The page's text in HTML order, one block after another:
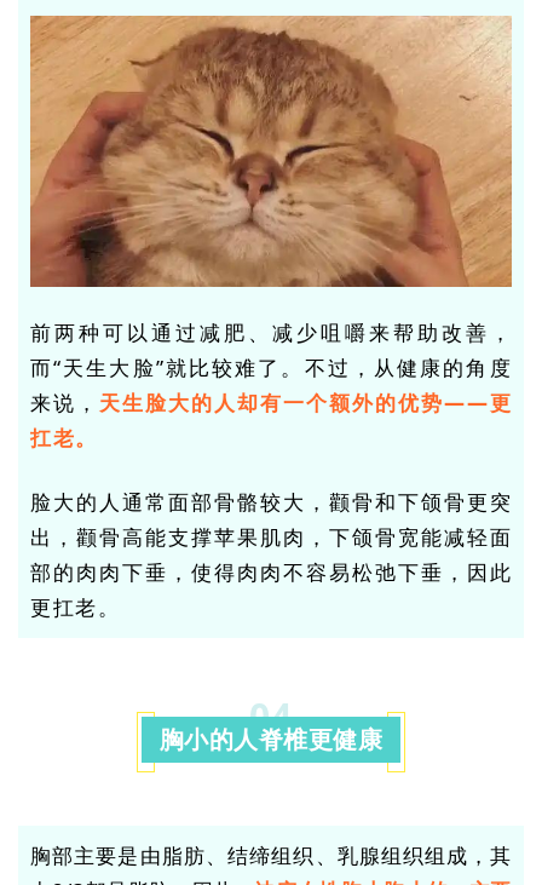
前两种可以通过减肥、减少咀嚼来帮助改善，
而“天生大脸”就比较难了。不过，从健康的角度
来说， 天生脸大的人却有一个额外的优势——更
扛老。
脸大的人通常面部骨骼较大，颧骨和下颌骨更突
出，颧骨高能支撑苹果肌肉，下颌骨宽能减轻面
部的肉肉下垂，使得肉肉不容易松弛下垂，因此
更扛老。
04
胸小的人脊椎更健康
胸部主要是由脂肪、结缔组织、乳腺组织组成，其